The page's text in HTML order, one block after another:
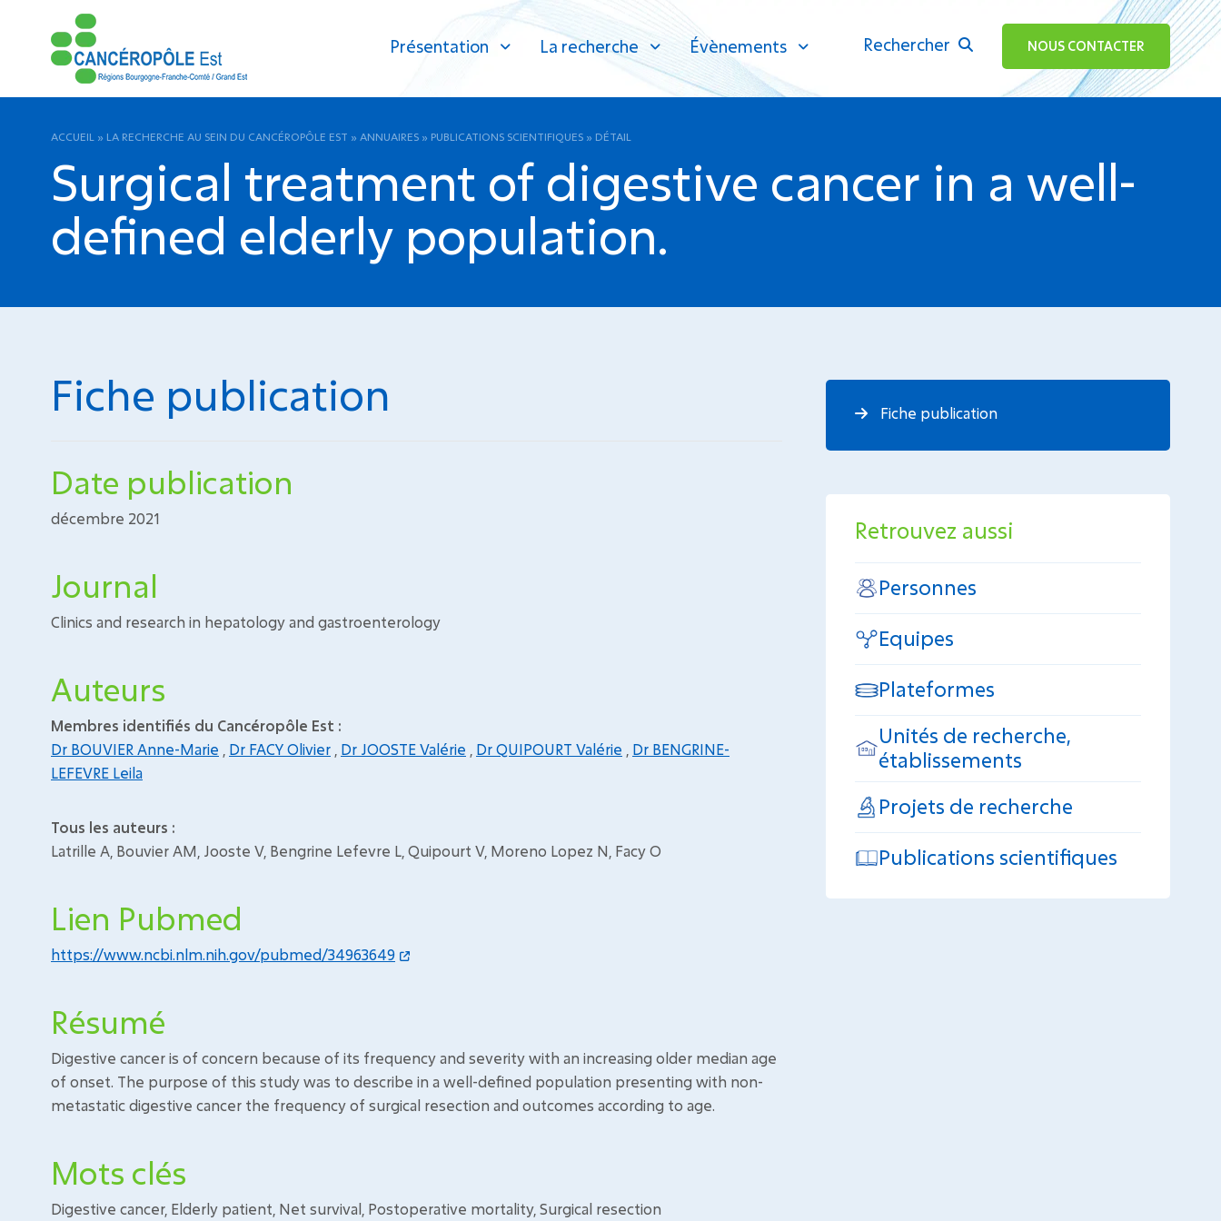
Présentation La recherche Évènements Rechercher
ok NOUS CONTACTER
ACCUEIL » LA RECHERCHE AU SEIN DU CANCÉROPÔLE EST » ANNUAIRES » PUBLICATIONS SCIENTIFIQUES » DÉTAIL
Surgical treatment of digestive cancer in a well-
defined elderly population.
Fiche publication
Date publication
décembre 2021
Journal
Clinics and research in hepatology and gastroenterology
Auteurs
Membres identifiés du Cancéropôle Est :
Dr BOUVIER Anne-Marie
Dr FACY Olivier Dr JOOSTE Valérie Dr QUIPOURT Valérie
Dr BENGRINE-
LEFEVRE Leila
Tous les auteurs :
Latrille A, Bouvier AM, Jooste V, Bengrine Lefevre L, Quipourt V, Moreno Lopez N, Facy O
Lien Pubmed
https://www.ncbi.nlm.nih.gov/pubmed/34963649
Résumé
Digestive cancer is of concern because of its frequency and severity with an increasing older median age
of onset. The purpose of this study was to describe in a well-defined population presenting with non-
metastatic digestive cancer the frequency of surgical resection and outcomes according to age.
Mots clés
Digestive cancer, Elderly patient, Net survival, Postoperative mortality, Surgical resection
Fiche publication
Retrouvez aussi
Personnes
Equipes
Plateformes
Unités de recherche,
établissements
Projets de recherche
Publications scientifiques